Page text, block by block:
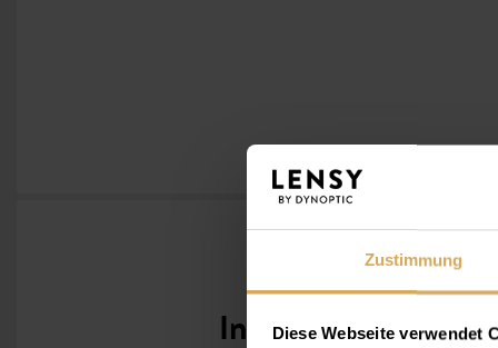
Zustimmung
Diese Webseite verwendet
Infos